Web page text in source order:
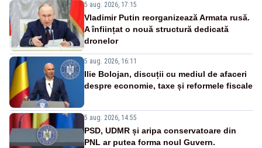
5 aug. 2026, 17:15
Vladimir Putin reorganizează Armata rusă.
A înființat o nouă structură dedicată
dronelor
5 aug. 2026, 16:11
Ilie Bolojan, discuții cu mediul de afaceri
despre economie, taxe și reformele fiscale
5 aug. 2026, 14:55
PSD, UDMR și aripa conservatoare din
PNL ar putea forma noul Guvern.